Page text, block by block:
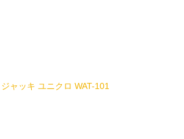
ャッキ ユニクロ WAT-101